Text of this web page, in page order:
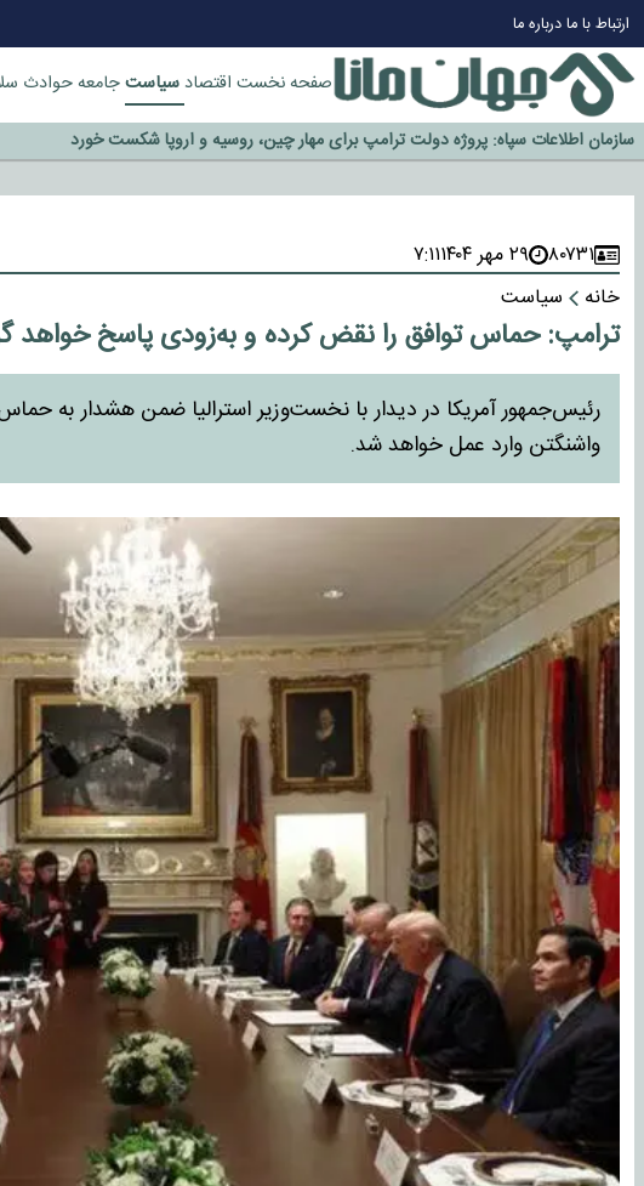
ارتباط با مادرباره ما
صفحه نخست اقتصاد سیاستجامعهحوادث
چرا طلا دوباره افزایشی شد؟
گزینه جدایی اوسمار روی میز مدیران پرسپولیس
آیا رئیس جمهور آمریکا قانون را دور می‌زند؟
اخراج رسمی چهره نامدار از پرسپولیس
۸۰۷۳۱ ۲۹ مهر ۱۴۰۴
۷:۱۱
خانه
سیاست
ترامپ: حماس توافق را نقض کرده و به‌زودی پاسخ خواهد
رئیس‌جمهور آمریکا در دیدار با نخست‌وزیر استرالیا ضمن هشدار به
واشنگتن وارد عمل خواهد شد.